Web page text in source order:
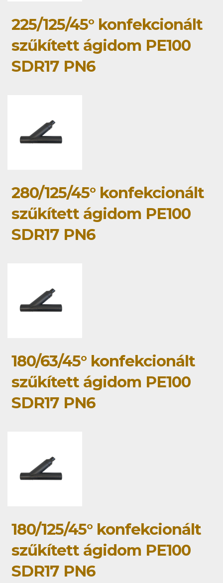
225/125/45° konfekcionált
szűkített ágidom PE100
SDR17 PN6
280/125/45° konfekcionált
szűkített ágidom PE100
SDR17 PN6
180/63/45° konfekcionált
szűkített ágidom PE100
SDR17 PN6
180/125/45° konfekcionált
szűkített ágidom PE100
SDR17 PN6